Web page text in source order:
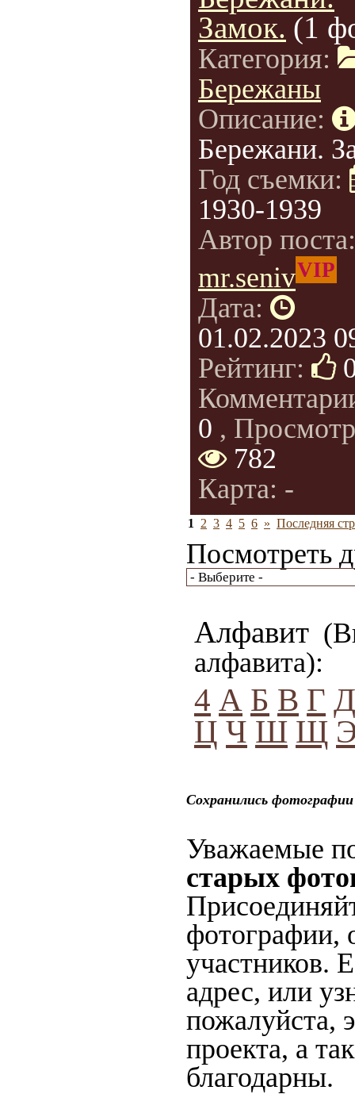
Замок. (1
Категория:
Бережаны
Описание:
Бережани.
Год съемки:
1930-1939
Автор
mr.senivVIP
Дата:
01.02.2023
Рейтинг:
0 ,
782
Карта: -
1 2 3 4 5 6 » Последняя
Посмотреть
Алфавит
алфавита):
4 А Б В Г Д
Ц Ч Ш Щ
Сохранились
Уважаемые
старых
фотографии,
участников.
адрес, или
пожалуйста,
проекта, а
благодарны.